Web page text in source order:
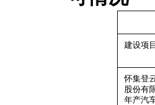
建设项
怀集登
股份有
年产汽